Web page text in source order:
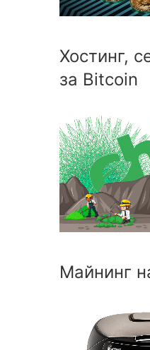
Хостинг,
за Bitcoin
Майнинг